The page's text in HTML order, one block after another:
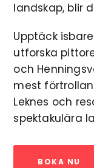
landskap, blir
Upptäck
utforska
och
mest
Leknes och
spektakulära
BOKA NU